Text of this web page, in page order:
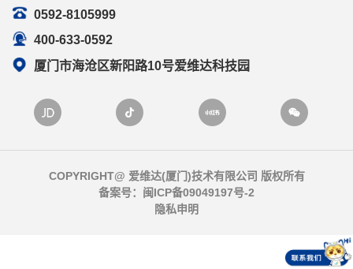
0592-8105999
400-633-0592
厦门市海沧区新阳路10号爱维达科技园
COPYRIGHT@ 爱维达(厦门)技术有限公司 版权所有
备案号： 闽ICP备09049197号-2
隐私申明